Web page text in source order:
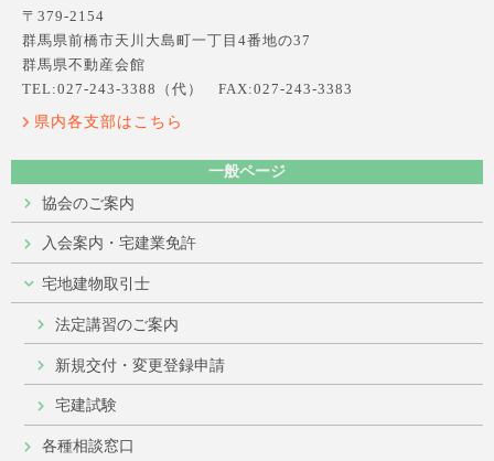
〒379-2154
群馬県前橋市天川大島町一丁目4番地の37
群馬県不動産会館
TEL:027-243-3388（代） FAX:027-243-3383
県内各支部はこちら
一般ページ
協会のご案内
入会案内・宅建業免許
宅地建物取引士
法定講習のご案内
新規交付・変更登録申請
宅建試験
各種相談窓口